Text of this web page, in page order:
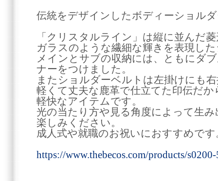
伝統をデザインしたボディーショル
「クリスタルライン」は縦に並んだ
ガラスのような繊細な輝きを表現し
メインとサブの収納には、ともにダ
ナーをつけました。
またショルダーベルトは左掛けにも
軽くて丈夫な鹿革で仕立てた印伝だ
軽快なアイテムです。
光の当たり方や見る角度によって生
楽しみください。
成人式や就職のお祝いにおすすめです
https://www.thebecos.com/products/